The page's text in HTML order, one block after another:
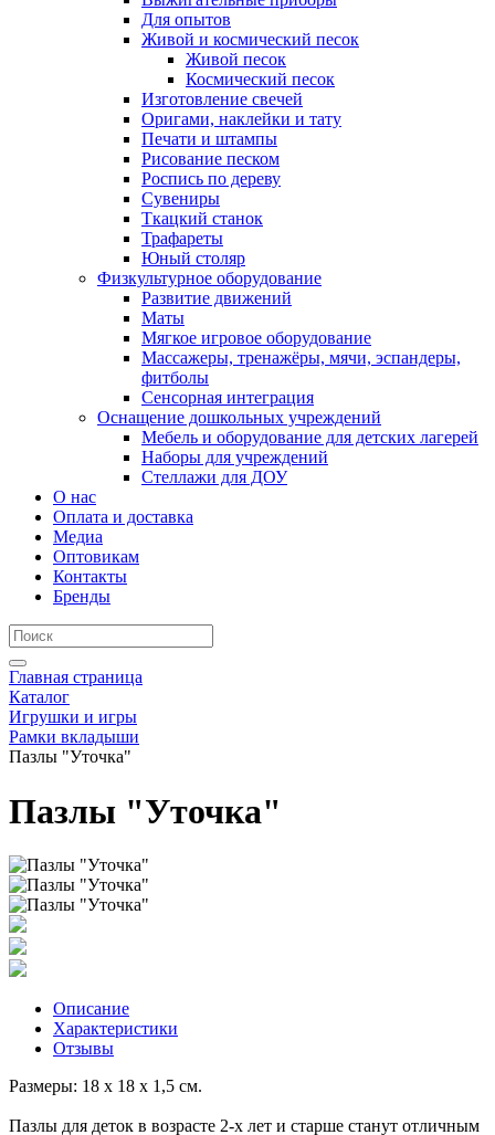
Для опытов
Живой и космический песок
Живой песок
Космический песок
Изготовление свечей
Оригами, наклейки и тату
Печати и штампы
Рисование песком
Роспись по дереву
Сувениры
Ткацкий станок
Трафареты
Юный столяр
Физкультурное оборудование
Развитие движений
Маты
Мягкое игровое оборудование
Массажеры, тренажёры, мячи, эспандеры,
фитболы
Сенсорная интеграция
Оснащение дошкольных учреждений
Мебель и оборудование для детских лагерей
Наборы для учреждений
Стеллажи для ДОУ
О нас
Оплата и доставка
Медиа
Оптовикам
Контакты
Бренды
Главная страница
Каталог
Игрушки и игры
Рамки вкладыши
Пазлы "Уточка"
Пазлы "Уточка"
Описание
Характеристики
Отзывы
Размеры: 18 x 18 x 1,5 см.
Пазлы для деток в возрасте 2-х лет и старше станут отличным